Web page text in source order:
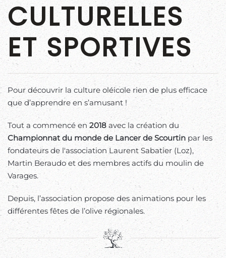
CULTURELLES
ET SPORTIVES
Pour découvrir la culture oléicole rien de plus efficace
que d’apprendre en s’amusant !
Tout a commencé en2018avec la création du
Championnat du monde de Lancer de Scourtin par les
fondateurs de l'association Laurent Sabatier (Loz),
Martin Beraudo et des membres actifs du moulin de
Varages.
Depuis, l’association propose des animations pour les
différentes fêtes de l’olive régionales.